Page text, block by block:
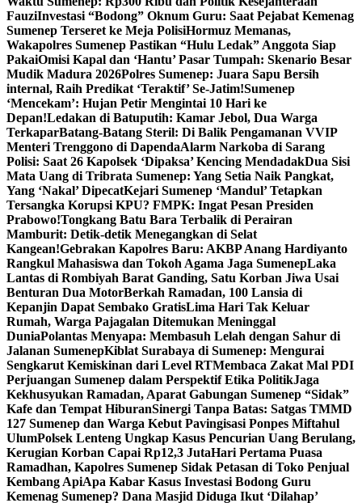
FauziInvestasi “Bodong” Oknum Guru: Saat Pejabat Kemenag
Sumenep Terseret ke Meja PolisiHormuz Memanas,
Wakapolres Sumenep Pastikan “Hulu Ledak” Anggota Siap
PakaiOmisi Kapal dan ‘Hantu’ Pasar Tumpah: Skenario Besar
Mudik Madura 2026Polres Sumenep: Juara Sapu Bersih
internal, Raih Predikat ‘Teraktif’ Se-Jatim!Sumenep
‘Mencekam’: Hujan Petir Mengintai 10 Hari ke
Depan!Ledakan di Batuputih: Kamar Jebol, Dua Warga
TerkaparBatang-Batang Steril: Di Balik Pengamanan VVIP
Menteri Trenggono di DapendaAlarm Narkoba di Sarang
Polisi: Saat 26 Kapolsek ‘Dipaksa’ Kencing MendadakDua Sisi
Mata Uang di Tribrata Sumenep: Yang Setia Naik Pangkat,
Yang ‘Nakal’ DipecatKejari Sumenep ‘Mandul’ Tetapkan
Tersangka Korupsi KPU? FMPK: Ingat Pesan Presiden
Prabowo!Tongkang Batu Bara Terbalik di Perairan
Mamburit: Detik-detik Menegangkan di Selat
Kangean!Gebrakan Kapolres Baru: AKBP Anang Hardiyanto
Rangkul Mahasiswa dan Tokoh Agama Jaga SumenepLaka
Lantas di Rombiyah Barat Ganding, Satu Korban Jiwa Usai
Benturan Dua MotorBerkah Ramadan, 100 Lansia di
Kepanjin Dapat Sembako GratisLima Hari Tak Keluar
Rumah, Warga Pajagalan Ditemukan Meninggal
DuniaPolantas Menyapa: Membasuh Lelah dengan Sahur di
Jalanan SumenepKiblat Surabaya di Sumenep: Mengurai
Sengkarut Kemiskinan dari Level RTMembaca Zakat Mal PDI
Perjuangan Sumenep dalam Perspektif Etika PolitikJaga
Kekhusyukan Ramadan, Aparat Gabungan Sumenep “Sidak”
Kafe dan Tempat HiburanSinergi Tanpa Batas: Satgas TMMD
127 Sumenep dan Warga Kebut Pavingisasi Ponpes Miftahul
UlumPolsek Lenteng Ungkap Kasus Pencurian Uang Berulang,
Kerugian Korban Capai Rp12,3 JutaHari Pertama Puasa
Ramadhan, Kapolres Sumenep Sidak Petasan di Toko Penjual
Kembang ApiApa Kabar Kasus Investasi Bodong Guru
Kemenag Sumenep? Dana Masjid Diduga Ikut ‘Dilahap’